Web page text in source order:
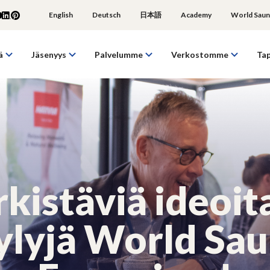
English Deutsch 日本語 Academy World
Jäsenyys Palvelumme Verkostomme
World